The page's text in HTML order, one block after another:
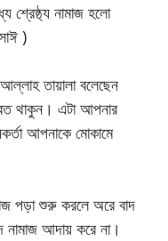
শ্রেষ্ঠ্য নামাজ হলো
)
তায়ালা বলেছেন
থাকুন। এটা আপনার
আপনাকে মোকামে
পড়া শুরু করলে অরে বাদ
নামাজ আদায় করে না।